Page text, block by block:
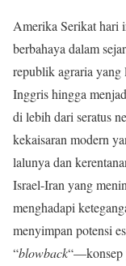
Amerika Serikat hari
berbahaya dalam
republik agraria yang
Inggris hingga
di lebih dari seratus
kekaisaran modern
lalunya dan
Israel-Iran yang
menghadapi
menyimpan potensi
“blowback“—konsep